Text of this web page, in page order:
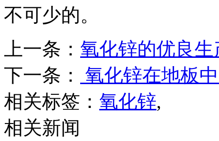
不可少的。
上一条： 氧化锌的优良
下一条：
氧化锌在地板
相关标签： 氧化锌,
相关新闻